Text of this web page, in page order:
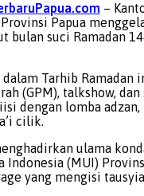
–
Papua
bulan suci Ramadan
Tarhib Ramadan
(GPM), talkshow, dan
dengan lomba
cilik.
ulama
Indonesia (MUI)
yang mengisi